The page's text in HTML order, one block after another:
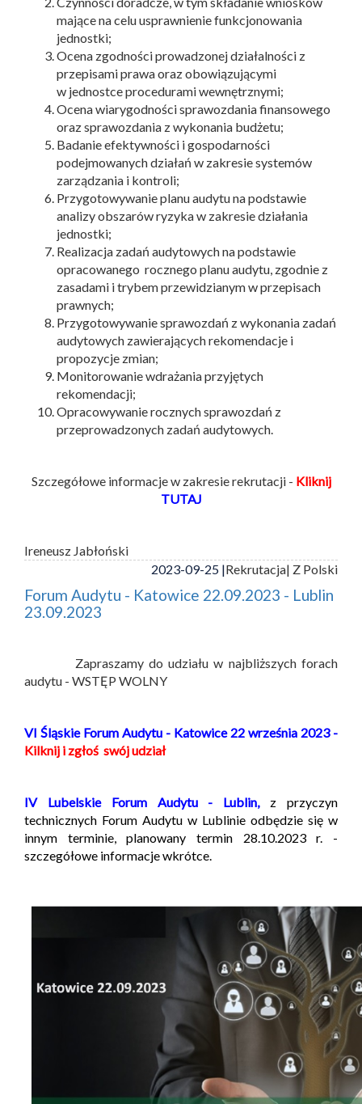
mające na celu usprawnienie funkcjonowania
jednostki;
Ocena zgodności prowadzonej działalności z
przepisami prawa oraz obowiązującymi
w jednostce procedurami wewnętrznymi;
Ocena wiarygodności sprawozdania finansowego
oraz sprawozdania z wykonania budżetu;
Badanie efektywności i gospodarności
podejmowanych działań w zakresie systemów
zarządzania i kontroli;
Przygotowywanie planu audytu na podstawie
analizy obszarów ryzyka w zakresie działania
jednostki;
Realizacja zadań audytowych na podstawie
opracowanego rocznego planu audytu, zgodnie z
zasadami i trybem przewidzianym w przepisach
prawnych;
Przygotowywanie sprawozdań z wykonania zadań
audytowych zawierających rekomendacje i
propozycje zmian;
Monitorowanie wdrażania przyjętych
rekomendacji;
Opracowywanie rocznych sprawozdań z
przeprowadzonych zadań audytowych.
Szczegółowe informacje w zakresie rekrutacji - Kliknij
TUTAJ
Ireneusz Jabłoński
2023-09-25 |Rekrutacja| Z Polski
Forum Audytu - Katowice 22.09.2023 - Lublin
23.09.2023
Zapraszamy do udziału w najbliższych forach
audytu - WSTĘP WOLNY
VI Śląskie Forum Audytu - Katowice 22 września 2023 -
Kilknij i zgłoś swój udział
IV Lubelskie Forum Audytu - Lublin,
z przyczyn
technicznych Forum Audytu w Lublinie odbędzie się w
innym terminie, planowany termin 28.10.2023 r. -
szczegółowe informacje wkrótce.